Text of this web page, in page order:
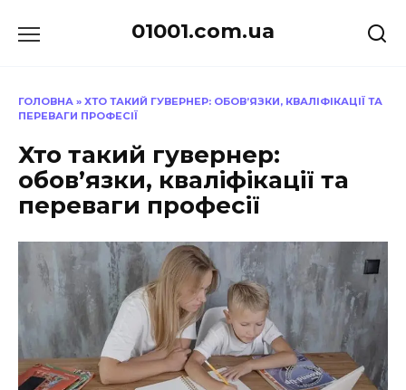
до
01001.com.ua
ГОЛОВНА » ХТО ТАКИЙ ГУВЕРНЕР: ОБОВ’ЯЗКИ, КВАЛІФІКАЦІЇ ТА
ПЕРЕВАГИ ПРОФЕСІЇ
Хто такий гувернер:
обов’язки, кваліфікації та
переваги професії